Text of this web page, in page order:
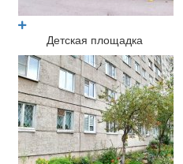
Детская площадка